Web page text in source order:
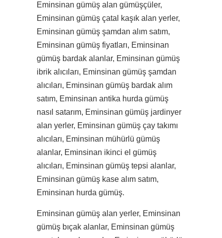
Eminsinan gümüş alan gümüşçüler,
Eminsinan gümüş çatal kaşık alan yerler,
Eminsinan gümüş şamdan alım satım,
Eminsinan gümüş fiyatları, Eminsinan
gümüş bardak alanlar, Eminsinan gümüş
ibrik alıcıları, Eminsinan gümüş şamdan
alıcıları, Eminsinan gümüş bardak alım
satım, Eminsinan antika hurda gümüş
nasıl satarım, Eminsinan gümüş jardinyer
alan yerler, Eminsinan gümüş çay takımı
alıcıları, Eminsinan mühürlü gümüş
alanlar, Eminsinan ikinci el gümüş
alıcıları, Eminsinan gümüş tepsi alanlar,
Eminsinan gümüş kase alım satım,
Eminsinan hurda gümüş.
Eminsinan gümüş alan yerler, Eminsinan
gümüş bıçak alanlar, Eminsinan gümüş